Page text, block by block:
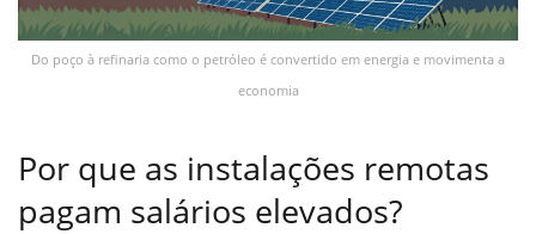
Do poço à refinaria como o petróleo é convertido em energia e movimenta a
economia
Por que as instalações remotas
pagam salários elevados?